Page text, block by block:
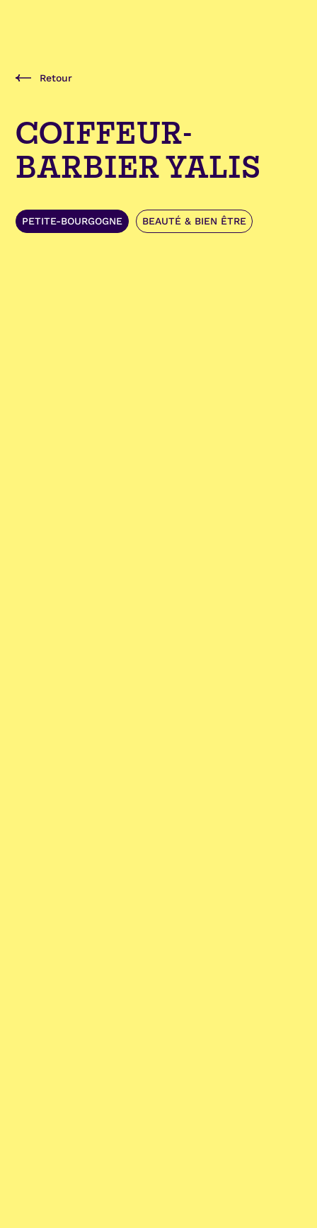
Retour
COIFFEUR-
BARBIER YALIS
PETITE-BOURGOGNE BEAUTÉ & BIEN ÊTRE